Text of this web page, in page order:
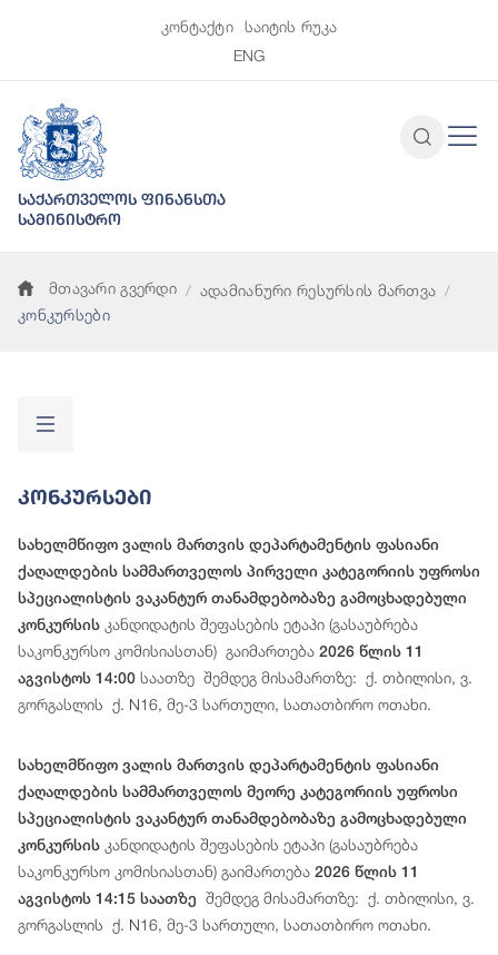
კონტაქტი
საიტის რუკა
ENG
საქართველოს ფინანსთა
სამინისტრო
მთავარი გვერდი
ადამიანური რესურსის მართვა
კონკურსები
Კონკურსები
სახელმწიფო ვალის მართვის დეპარტამენტის ფასიანი
ქაღალდების სამმართველოს პირველი კატეგორიის უფროსი
სპეციალისტის ვაკანტურ თანამდებობაზე გამოცხადებული
კონკურსის კანდიდატის შეფასების ეტაპი (გასაუბრება
საკონკურსო კომისიასთან) გაიმართება 2026 წლის 11
აგვისტოს 14:00 საათზე შემდეგ მისამართზე: ქ. თბილისი, ვ.
გორგასლის ქ. N16, მე-3 სართული, სათათბირო ოთახი.
სახელმწიფო ვალის მართვის დეპარტამენტის ფასიანი
ქაღალდების სამმართველოს მეორე კატეგორიის უფროსი
სპეციალისტის ვაკანტურ თანამდებობაზე გამოცხადებული
კონკურსის კანდიდატის შეფასების ეტაპი (გასაუბრება
საკონკურსო კომისიასთან) გაიმართება 2026 წლის 11
აგვისტოს 14:15 საათზე შემდეგ მისამართზე: ქ. თბილისი, ვ.
გორგასლის ქ. N16, მე-3 სართული, სათათბირო ოთახი.